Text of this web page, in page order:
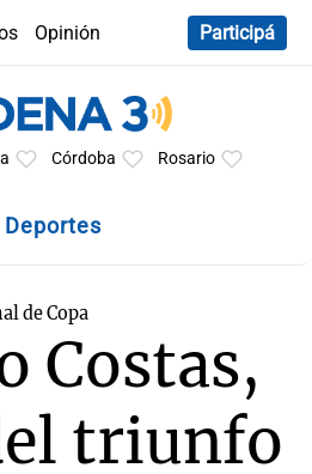
Opinión
Participá
Córdoba Rosario
Deportes
de Copa
Costas,
triunfo